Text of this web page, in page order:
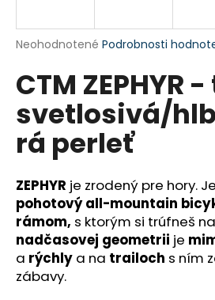
Priemerné
produktu
je
z
5
hviezdičiek.
Neohodnotené Podrobnosti
CTM ZEPHYR
svetlosivá/
rá perleť
ZEPHYR je zrodený pre hory.
pohotový all-mountain
rámom, s ktorým si trúfneš
nadčasovej geometrii je
a rýchly a na trailoch s ním
zábavy.
j
ť
?
HĽADAŤ
O
d
p